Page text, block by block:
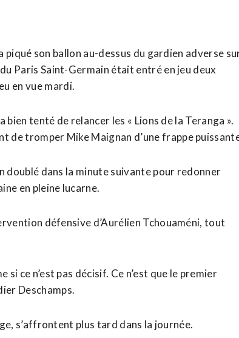
son ballon au-dessus du gardien adverse
Paris Saint-Germain était entré en jeu deux
en vue mardi.
tenté de relancer les « Lions de la Teranga ».
de tromper Mike Maignan d’une frappe
doublé dans la minute suivante pour redonner
en pleine lucarne.
défensive d’Aurélien Tchouaméni, tout
ce n’est pas décisif. Ce n’est que le premier
Deschamps.
s’affrontent plus tard dans la journée.